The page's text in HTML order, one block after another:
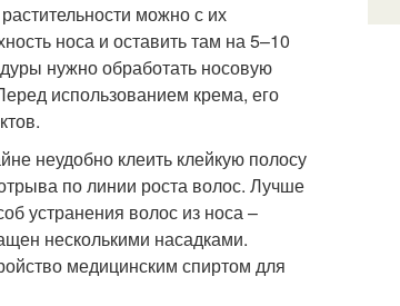
можно с их
носа и оставить там на 5–10
нужно обработать носовую
использованием крема, его
неудобно клеить клейкую полосу
по линии роста волос. Лучше
устранения волос из носа –
несколькими насадками.
медицинским спиртом для